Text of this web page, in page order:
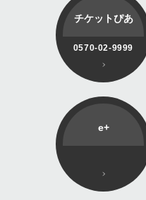
チケットぴあ
0570-02-9999
e+